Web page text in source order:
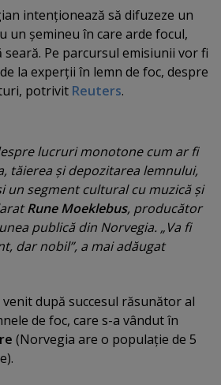
intenţionează să difuzeze un
un şemineu în care arde focul,
seară. Pe parcursul emisiunii vor fi
la experţii în lemn de foc, despre
potrivit Reuters.
lucruri monotone cum ar fi
tăierea şi depozitarea lemnului,
un segment cultural cu muzică şi
Rune Moeklebus, producător
publică din Norvegia. „Va fi
dar nobil”, a mai adăugat
după succesul răsunător al
de foc, care s-a vândut în
(Norvegia are o populaţie de 5